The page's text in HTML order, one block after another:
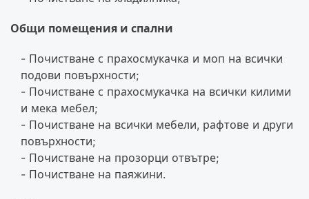
Общи помещения и спални
Почистване с прахосмукачка и моп на всички
подови повърхности;
Почистване с прахосмукачка на всички килими
и мека мебел;
Почистване на всички мебели, рафтове и други
повърхности;
Почистване на прозорци отвътре;
Почистване на паяжини.